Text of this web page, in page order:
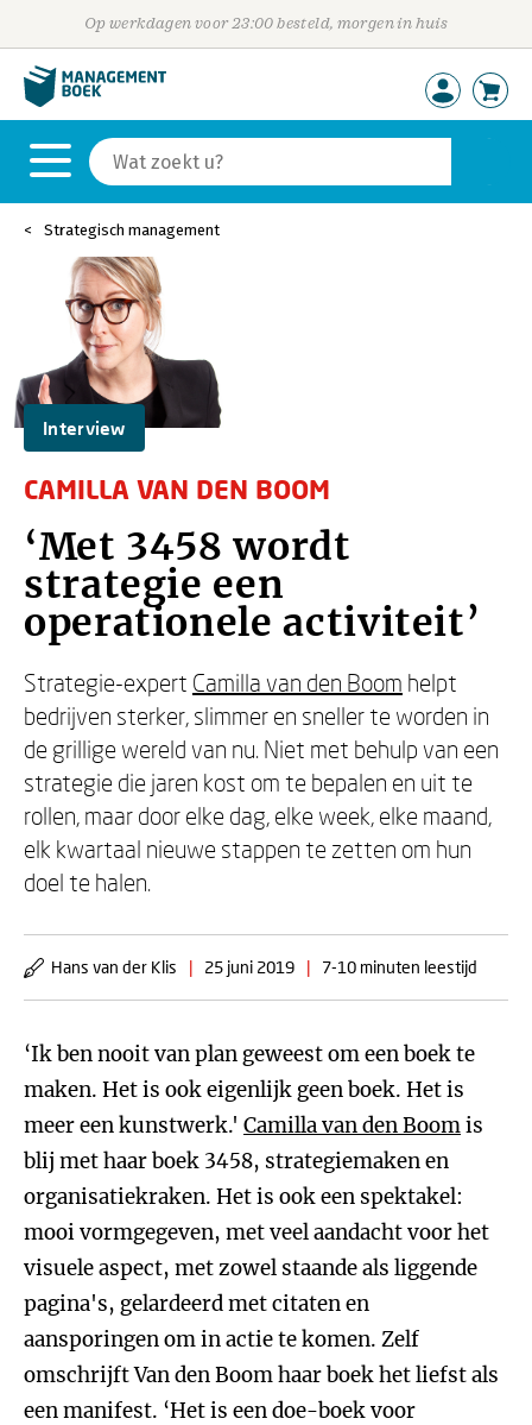
Op werkdagen voor 23:00 besteld, morgen in huis
Strategisch management
Interview
CAMILLA VAN DEN BOOM
‘Met 3458 wordt
strategie een
operationele activiteit’
Strategie-expert Camilla van den Boom helpt
bedrijven sterker, slimmer en sneller te worden in
de grillige wereld van nu. Niet met behulp van een
strategie die jaren kost om te bepalen en uit te
rollen, maar door elke dag, elke week, elke maand,
elk kwartaal nieuwe stappen te zetten om hun
doel te halen.
Hans van der Klis | 25 juni 2019 | 7-10 minuten leestijd
‘Ik ben nooit van plan geweest om een boek te
maken. Het is ook eigenlijk geen boek. Het is
meer een kunstwerk.' Camilla van den Boomis
blij met haar boek 3458, strategiemaken en
organisatiekraken. Het is ook een spektakel:
mooi vormgegeven, met veel aandacht voor het
visuele aspect, met zowel staande als liggende
pagina's, gelardeerd met citaten en
aansporingen om in actie te komen. Zelf
omschrijft Van den Boom haar boek het liefst als
een manifest. ‘Het is een doe-boek voor